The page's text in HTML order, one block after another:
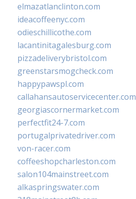
elmazatlanclinton.com
ideacoffeenyc.com
odieschillicothe.com
lacantinitagalesburg.com
pizzadeliverybristol.com
greenstarsmogcheck.com
happypawspl.com
callahansautoservicecenter.com
georgiascornermarket.com
perfectfit24-7.com
portugalprivatedriver.com
von-racer.com
coffeeshopcharleston.com
salon104mainstreet.com
alkaspringswater.com